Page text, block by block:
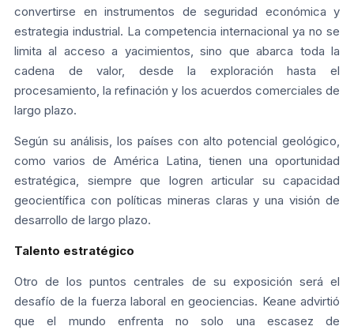
convertirse en instrumentos de seguridad económica y
estrategia industrial. La competencia internacional ya no se
limita al acceso a yacimientos, sino que abarca toda la
cadena de valor, desde la exploración hasta el
procesamiento, la refinación y los acuerdos comerciales de
largo plazo.
Según su análisis, los países con alto potencial geológico,
como varios de América Latina, tienen una oportunidad
estratégica, siempre que logren articular su capacidad
geocientífica con políticas mineras claras y una visión de
desarrollo de largo plazo.
Talento estratégico
Otro de los puntos centrales de su exposición será el
desafío de la fuerza laboral en geociencias. Keane advirtió
que el mundo enfrenta no solo una escasez de